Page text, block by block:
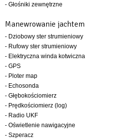
- Głośniki zewnętrzne
Manewrowanie jachtem
- Dziobowy ster strumieniowy
- Rufowy ster strumieniowy
- Elektryczna winda kotwiczna
- GPS
- Ploter map
- Echosonda
- Głębokościomierz
- Prędkościomierz (log)
- Radio UKF
- Oświetlenie nawigacyjne
- Szperacz